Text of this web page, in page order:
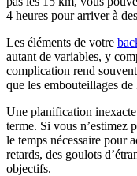
4 heures pour arriver à
Les éléments de votre
autant de variables, y
complication rend
que les embouteillages de
Une planification
terme. Si vous n’estimez
le temps nécessaire pour
retards, des goulots
objectifs.